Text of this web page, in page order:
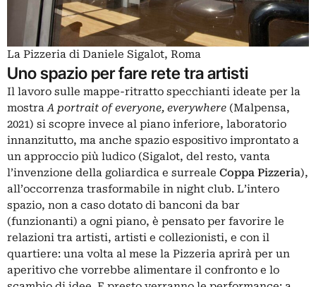
La Pizzeria di Daniele Sigalot, Roma
Uno spazio per fare rete tra artisti
Il lavoro sulle mappe-ritratto specchianti ideate per la
mostra A portrait of everyone, everywhere (Malpensa,
2021) si scopre invece al piano inferiore, laboratorio
innanzitutto, ma anche spazio espositivo improntato a
un approccio più ludico (Sigalot, del resto, vanta
l’invenzione della goliardica e surreale Coppa Pizzeria),
all’occorrenza trasformabile in night club. L’intero
spazio, non a caso dotato di banconi da bar
(funzionanti) a ogni piano, è pensato per favorire le
relazioni tra artisti, artisti e collezionisti, e con il
quartiere: una volta al mese la Pizzeria aprirà per un
aperitivo che vorrebbe alimentare il confronto e lo